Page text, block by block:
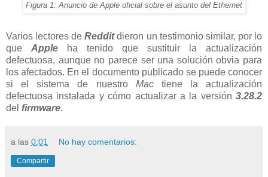
Figura 1: Anuncio de Apple oficial sobre el asunto del Ethernet
Varios lectores deReddit dieron un testimonio similar, por lo
que Apple
ha tenido que sustituir la actualización
defectuosa, aunque no parece ser una solución obvia para
los afectados. En el documento publicado se puede conocer
si el sistema de nuestro Mactiene la actualización
defectuosa instalada y cómo actualizar a la versión 3.28.2
del firmware.
a las 0:01 No hay comentarios:
Compartir